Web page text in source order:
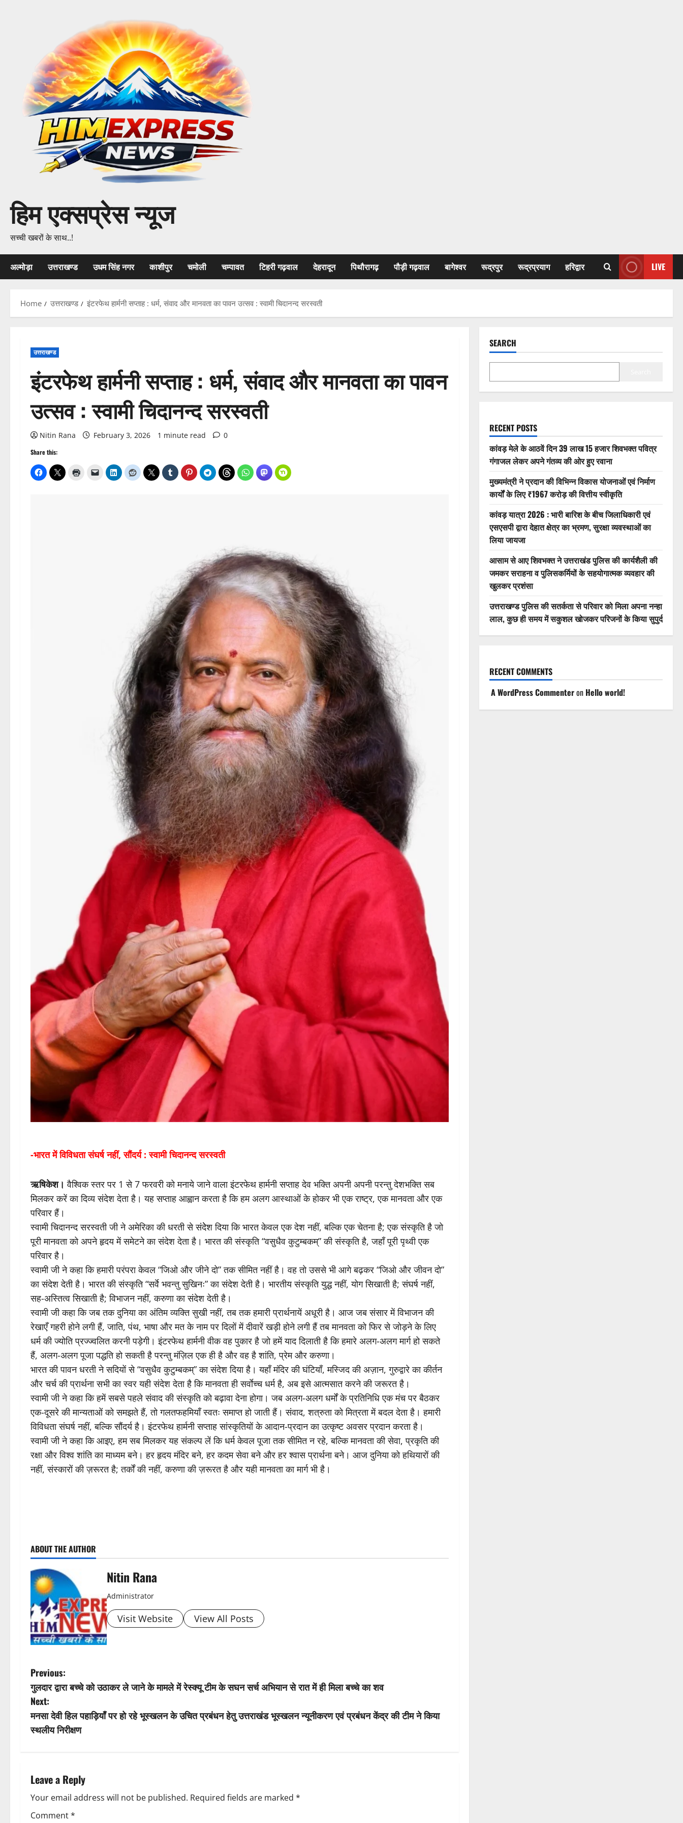
हिम एक्सप्रेस न्यूज
सच्ची खबरों के साथ..!
अल्मोड़ा उत्तराखण्ड उधम सिंह नगर काशीपुर चमोली चम्पावत टिहरी गढ़वाल देहरादून पिथौरागढ़ पौड़ी गढ़वाल बागेश्वर रूद्रपुर रूद्रप्रयाग हरिद्वार LIVE
Home उत्तराखण्ड इंटरफेथ हार्मनी सप्ताह : धर्म, संवाद और मानवता का पावन उत्सव : स्वामी चिदानन्द सरस्वती
उत्तराखण्ड
इंटरफेथ हार्मनी सप्ताह : धर्म, संवाद और मानवता का पावन
उत्सव : स्वामी चिदानन्द सरस्वती
Nitin Rana February 3, 2026 1 minute read 0
Share this:
-भारत में विविधता संघर्ष नहीं, सौंदर्य : स्वामी चिदानन्द सरस्वती
ऋषिकेश। वैश्विक स्तर पर 1 से 7 फरवरी को मनाये जाने वाला इंटरफेथ हार्मनी सप्ताह देव भक्ति अपनी अपनी परन्तु देशभक्ति सब
मिलकर करें का दिव्य संदेश देता है। यह सप्ताह आह्वान करता है कि हम अलग आस्थाओं के होकर भी एक राष्ट्र, एक मानवता और एक
परिवार हैं।
स्वामी चिदानन्द सरस्वती जी ने अमेरिका की धरती से संदेेश दिया कि भारत केवल एक देश नहीं, बल्कि एक चेतना है; एक संस्कृति है जो
पूरी मानवता को अपने हृदय में समेटने का संदेश देता है। भारत की संस्कृति “वसुधैव कुटुम्बकम्” की संस्कृति है, जहाँ पूरी पृथ्वी एक
परिवार है।
स्वामी जी ने कहा कि हमारी परंपरा केवल “जिओ और जीने दो” तक सीमित नहीं है। वह तो उससे भी आगे बढ़कर “जिओ और जीवन दो”
का संदेश देती है। भारत की संस्कृति “सर्वे भवन्तु सुखिनः” का संदेश देती है। भारतीय संस्कृति युद्ध नहीं, योग सिखाती है; संघर्ष नहीं,
सह-अस्तित्व सिखाती है; विभाजन नहीं, करुणा का संदेश देती है।
स्वामी जी कहा कि जब तक दुनिया का अंतिम व्यक्ति सुखी नहीं, तब तक हमारी प्रार्थनायें अधूरी है। आज जब संसार में विभाजन की
रेखाएँ गहरी होने लगी हैं, जाति, पंथ, भाषा और मत के नाम पर दिलों में दीवारें खड़ी होने लगी हैं तब मानवता को फिर से जोड़ने के लिए
धर्म की ज्योति प्रज्ज्वलित करनी पड़ेगी। इंटरफेथ हार्मनी वीक वह पुकार है जो हमें याद दिलाती है कि हमारे अलग-अलग मार्ग हो सकते
हैं, अलग-अलग पूजा पद्धति हो सकती है परन्तु मंज़िल एक ही है और वह है शांति, प्रेम और करुणा।
भारत की पावन धरती ने सदियों से “वसुधैव कुटुम्बकम्” का संदेश दिया है। यहाँ मंदिर की घंटियाँ, मस्जिद की अज़ान, गुरुद्वारे का कीर्तन
और चर्च की प्रार्थना सभी का स्वर यही संदेश देता है कि मानवता ही सर्वाेच्च धर्म है, अब इसे आत्मसात करने की जरूरत है।
स्वामी जी ने कहा कि हमें सबसे पहले संवाद की संस्कृति को बढ़ावा देना होगा। जब अलग-अलग धर्मों के प्रतिनिधि एक मंच पर बैठकर
एक-दूसरे की मान्यताओं को समझते हैं, तो गलतफहमियाँ स्वतः समाप्त हो जाती हैं। संवाद, शत्रुता को मित्रता में बदल देता है। हमारी
विविधता संघर्ष नहीं, बल्कि सौंदर्य है। इंटरफेथ हार्मनी सप्ताह सांस्कृतियों के आदान-प्रदान का उत्कृष्ट अवसर प्रदान करता है।
स्वामी जी ने कहा कि आइए, हम सब मिलकर यह संकल्प लें कि धर्म केवल पूजा तक सीमित न रहे, बल्कि मानवता की सेवा, प्रकृति की
रक्षा और विश्व शांति का माध्यम बने। हर हृदय मंदिर बने, हर कदम सेवा बने और हर श्वास प्रार्थना बने। आज दुनिया को हथियारों की
नहीं, संस्कारों की ज़रूरत है; तर्कों की नहीं, करुणा की ज़रूरत है और यही मानवता का मार्ग भी है।
o
s
t
n
a
v
i
g
a
i
o
n
ABOUT THE AUTHOR
Nitin Rana
Administrator
Visit Website View All Posts
P
o
s
t
a
v
Previous:
गुलदार द्वारा बच्चे को उठाकर ले जाने के मामले में रेस्क्यू टीम के सघन सर्च अभियान से रात में ही मिला बच्चे का शव
Next:
मनसा देवी हिल पहाड़ियाँ पर हो रहे भूस्खलन के उचित प्रबंधन हेतु उत्तराखंड भूस्खलन न्यूनीकरण एवं प्रबंधन केंद्र की टीम ने किया
स्थलीय निरीक्षण
Leave a Reply
Your email address will not be published. Required fields are marked *
Comment*
SEARCH
RECENT POSTS
कांवड़ मेले के आठवें दिन 39 लाख 15 हजार शिवभक्त पवित्र
गंगाजल लेकर अपने गंतव्य की ओर हुए रवाना
मुख्यमंत्री ने प्रदान की विभिन्न विकास योजनाओं एवं निर्माण
कार्यों के लिए ₹1967 करोड़ की वित्तीय स्वीकृति
कांवड़ यात्रा 2026 : भारी बारिश के बीच जिलाधिकारी एवं
एसएसपी द्वारा देहात क्षेत्र का भ्रमण, सुरक्षा व्यवस्थाओं का
लिया जायजा
आसाम से आए शिवभक्त ने उत्तराखंड पुलिस की कार्यशैली की
जमकर सराहना व पुलिसकर्मियों के सहयोगात्मक व्यवहार की
खुलकर प्रशंसा
उत्तराखण्ड पुलिस की सतर्कता से परिवार को मिला अपना नन्हा
लाल, कुछ ही समय में सकुशल खोजकर परिजनों के किया सुपुर्द
RECENT COMMENTS
A WordPress Commenteron Hello world!